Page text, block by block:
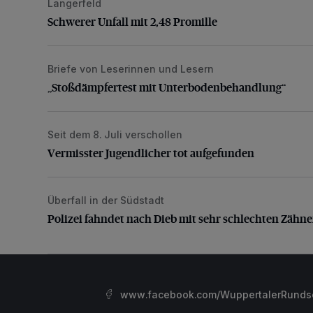
Schwerer Unfall mit 2,48 Promille
Langerfeld
Schwerer Unfall mit 2,48 Promille
„Stoßdämpfertest mit Unterbodenbehandlung“
Briefe von Leserinnen und Lesern
„Stoßdämpfertest mit Unterbodenbehandlung“
Vermisster Jugendlicher tot aufgefunden
Seit dem 8. Juli verschollen
Vermisster Jugendlicher tot aufgefunden
Polizei fahndet nach Dieb mit sehr schlechten Zähnen
Überfall in der Südstadt
Polizei fahndet nach Dieb mit sehr schlechten
www.facebook.com/